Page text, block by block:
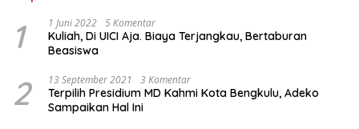
1 1 Juni 2022 5 Komentar
Kuliah, Di UICI Aja. Biaya Terjangkau, Bertaburan
Beasiswa
2 13 September 2021 3 Komentar
Terpilih Presidium MD Kahmi Kota Bengkulu, Adeko
Sampaikan Hal Ini